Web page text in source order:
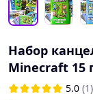
Набор
Minecraft 15
5.0 (1)